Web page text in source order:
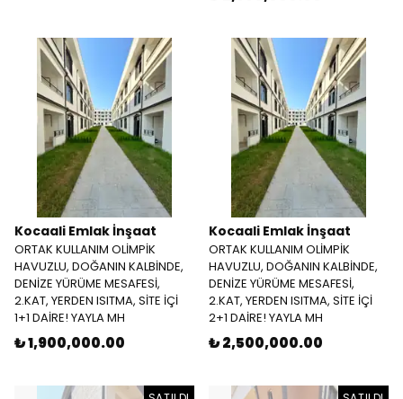
Kocaali Emlak İnşaat
ORTAK KULLANIM OLİMPİK
HAVUZLU, DOĞANIN KALBİNDE,
DENİZE YÜRÜME MESAFESİ,
2.KAT, YERDEN ISITMA, SİTE İÇİ
1+1 DAİRE! YAYLA MH
₺ 1,900,000.00
Kocaali Emlak İnşaat
ORTAK KULLANIM OLİMPİK
HAVUZLU, DOĞANIN KALBİNDE,
DENİZE YÜRÜME MESAFESİ,
2.KAT, YERDEN ISITMA, SİTE İÇİ
2+1 DAİRE! YAYLA MH
₺ 2,500,000.00